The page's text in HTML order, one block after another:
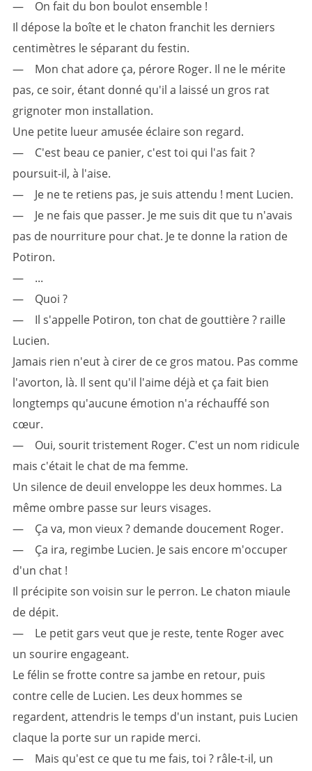
— On fait du bon boulot ensemble !
Il dépose la boîte et le chaton franchit les derniers
centimètres le séparant du festin.
— Mon chat adore ça, pérore Roger. Il ne le mérite
pas, ce soir, étant donné qu'il a laissé un gros rat
grignoter mon installation.
Une petite lueur amusée éclaire son regard.
— C'est beau ce panier, c'est toi qui l'as fait ?
poursuit-il, à l'aise.
— Je ne te retiens pas, je suis attendu ! ment Lucien.
— Je ne fais que passer. Je me suis dit que tu n'avais
pas de nourriture pour chat. Je te donne la ration de
Potiron.
— ...
— Quoi ?
— Il s'appelle Potiron, ton chat de gouttière ? raille
Lucien.
Jamais rien n'eut à cirer de ce gros matou. Pas comme
l'avorton, là. Il sent qu'il l'aime déjà et ça fait bien
longtemps qu'aucune émotion n'a réchauffé son
cœur.
— Oui, sourit tristement Roger. C'est un nom ridicule
mais c'était le chat de ma femme.
Un silence de deuil enveloppe les deux hommes. La
même ombre passe sur leurs visages.
— Ça va, mon vieux ? demande doucement Roger.
— Ça ira, regimbe Lucien. Je sais encore m'occuper
d'un chat !
Il précipite son voisin sur le perron. Le chaton miaule
de dépit.
— Le petit gars veut que je reste, tente Roger avec
un sourire engageant.
Le félin se frotte contre sa jambe en retour, puis
contre celle de Lucien. Les deux hommes se
regardent, attendris le temps d'un instant, puis Lucien
claque la porte sur un rapide merci.
— Mais qu'est ce que tu me fais, toi ? râle-t-il, un